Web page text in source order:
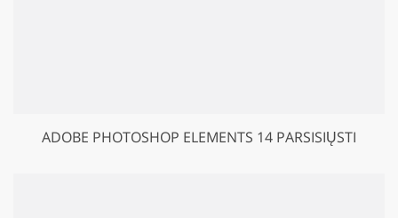
ADOBE PHOTOSHOP ELEMENTS 14 PARSISIŲSTI